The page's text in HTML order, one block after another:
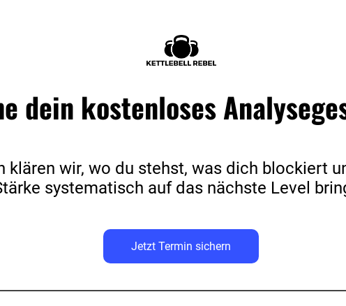
dein kostenloses
klären wir, wo du stehst, was dich blockiert
systematisch auf das nächste Level
Jetzt Termin sichern